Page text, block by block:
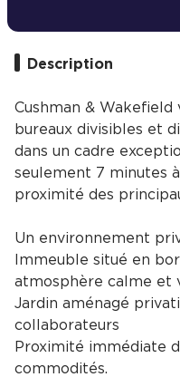
Description
Cushman & Wakefield
bureaux divisibles et
dans un cadre
seulement 7 minutes
proximité des
Un environnement
Immeuble situé en
atmosphère calme et
Jardin aménagé
collaborateurs
Proximité immédiate
commodités.